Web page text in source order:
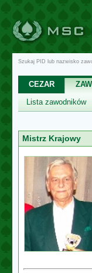
Szukaj PID lub nazwisko
CEZAR
Lista zawodników
Mistrz Krajowy